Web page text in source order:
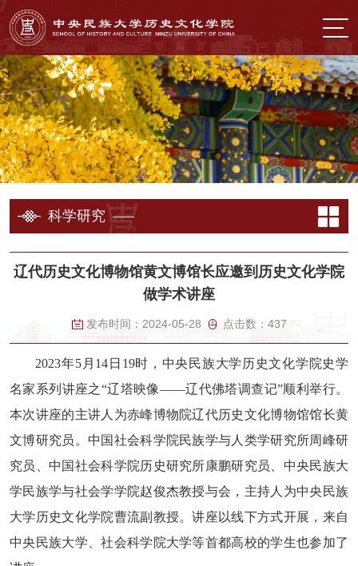
科学研究
辽代历史文化博物馆黄文博馆长应邀到历史文化学院
做学术讲座
发布时间： 2024-05-28 点击数： 437
2023年5月14日19时，中央民族大学历史文化学院史学
名家系列讲座之“辽塔映像——辽代佛塔调查记”顺利举行。
本次讲座的主讲人为赤峰博物院辽代历史文化博物馆馆长黄
文博研究员。中国社会科学院民族学与人类学研究所周峰研
究员、中国社会科学院历史研究所康鹏研究员、中央民族大
学民族学与社会学学院赵俊杰教授与会，主持人为中央民族
大学历史文化学院曹流副教授。讲座以线下方式开展，来自
中央民族大学、社会科学院大学等首都高校的学生也参加了